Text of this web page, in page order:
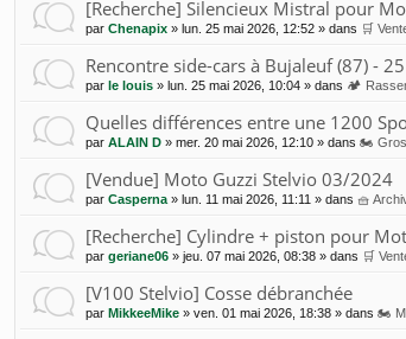
[Recherche] Silencieux Mistral pour
par Chenapix » lun. 25 mai 2026, 12:52 » dans 🛒
Rencontre side-cars à Bujaleuf (87) -
par le louis » lun. 25 mai 2026, 10:04 » dans 🏕
Quelles différences entre une 1200
par ALAIN D » mer. 20 mai 2026, 12:10 » dans 🏍 Gros
[Vendue] Moto Guzzi Stelvio 03/2024
par Casperna» lun. 11 mai 2026, 11:11 » dans 🧺
[Recherche] Cylindre + piston pour
par geriane06 » jeu. 07 mai 2026, 08:38 » dans 🛒
[V100 Stelvio] Cosse débranchée
par MikkeeMike » ven. 01 mai 2026, 18:38 » dans 🏍